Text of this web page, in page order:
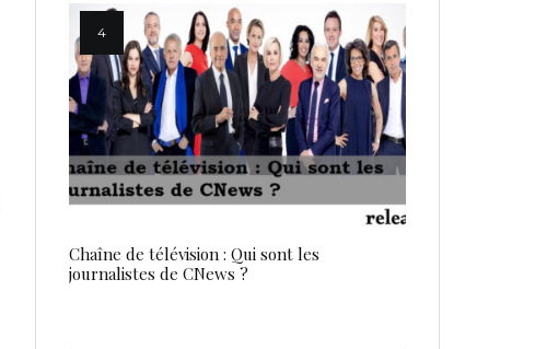
Chaîne de télévision : Qui sont les
journalistes de CNews ?